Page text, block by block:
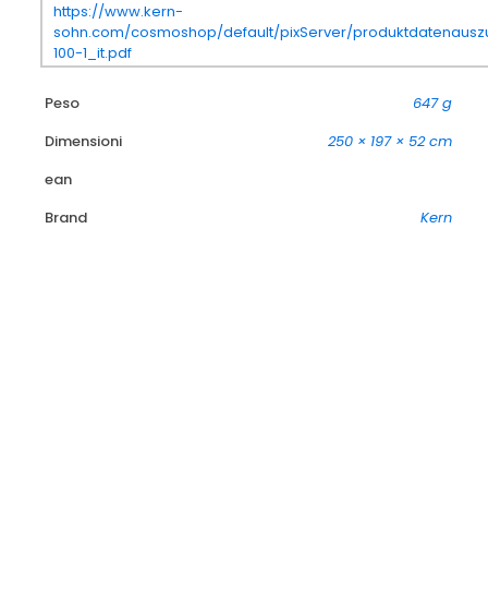
https://www.kern-
sohn.com/cosmoshop/default/pixServer/
100-1_it.pdf
Peso
647 g
Dimensioni
250 × 197 × 52 cm
ean
Brand
Kern